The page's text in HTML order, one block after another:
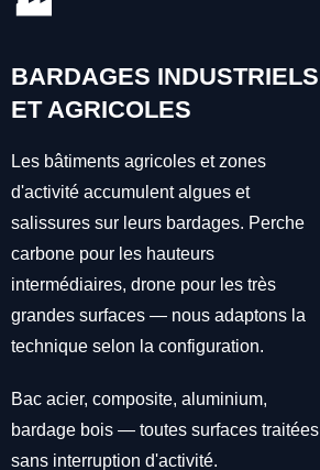
BARDAGES INDUSTRIELS
ET AGRICOLES
Les bâtiments agricoles et zones
d'activité accumulent algues et
salissures sur leurs bardages. Perche
carbone pour les hauteurs
intermédiaires, drone pour les très
grandes surfaces — nous adaptons la
technique selon la configuration.
Bac acier, composite, aluminium,
bardage bois — toutes surfaces traitées
sans interruption d'activité.